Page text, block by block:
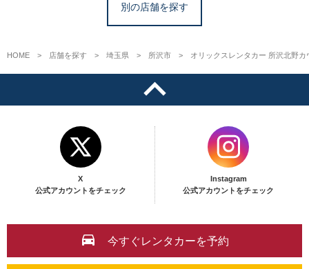
別の店舗を探す
HOME 店舗を探す 埼玉県 所沢市 オリックスレンタカー 所沢北野カ
X
公式アカウントをチェック
Instagram
公式アカウントをチェック
今すぐレンタカーを予約